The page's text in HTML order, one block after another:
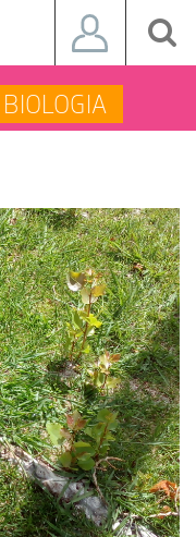
BIOLOGIA